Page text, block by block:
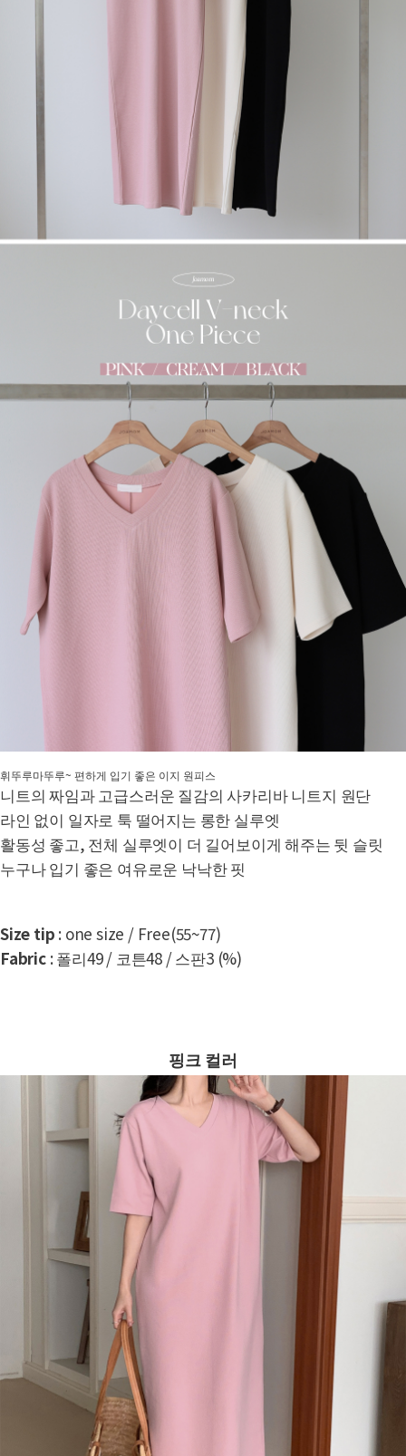
휘뚜루마뚜루~ 편하게 입기 좋은 이지 원피스
니트의 짜임과 고급스러운 질감의 사카리바 니트지 원단
라인 없이 일자로 툭 떨어지는 롱한 실루엣
활동성 좋고, 전체 실루엣이 더 길어보이게 해주는 뒷 슬릿
누구나 입기 좋은 여유로운 낙낙한 핏
Size tip : one size / Free(55~77)
Fabric: 폴리49 / 코튼48 / 스판3 (%)
핑크 컬러